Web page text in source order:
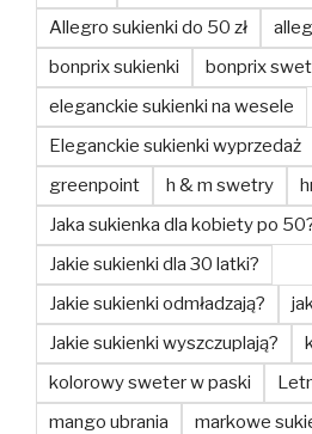
Allegro sukienki do 50 zł
bonprix sukienki
bonprix
eleganckie sukienki na wesele
Eleganckie sukienki wyprzedaż
greenpoint
h & m swetry
Jaka sukienka dla kobiety po
Jakie sukienki dla 30 latki?
Jakie sukienki odmładzają?
Jakie sukienki wyszczuplają?
kolorowy sweter w paski
mango ubrania
markowe